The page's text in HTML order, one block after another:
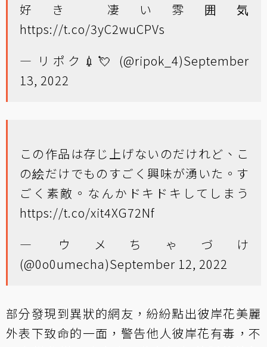
好き 凄い雰囲気
https://t.co/3yC2wuCPVs
— リポク💉💘 (@ripok_4)September
13, 2022
この作品は存じ上げないのだけれど、こ
の絵だけでものすごく興味が湧いた。す
ごく素敵。なんかドキドキしてしまう
https://t.co/xit4XG72Nf
— ウメちゃづけ
(@0o0umecha)September 12, 2022
部分發現到異狀的網友，紛紛點出彼岸花美麗
外表下致命的一面，警告他人彼岸花有毒，不